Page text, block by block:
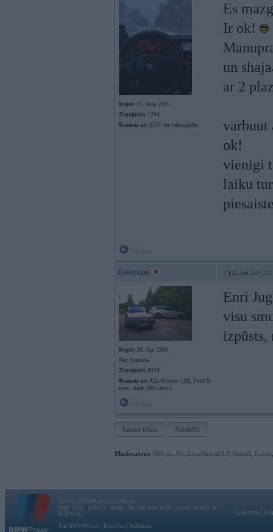
Kopš: 31. Aug 2005
Ziņojumi: 1244
Braucu ar: SUV un velosipēdu
Es
Ir ok!
un
ar 2
varbuut
ok!
vienigi
laiku
Delerium 22. Feb 2007,
Kopš: 29. Apr 2004
No: Sigulda
Ziņojumi: 8334
Braucu ar: Alfa Romeo 159, Ford S-
max, Saab 900 cabrio
Enri
visu
izpūsts,
Jauna tēma Atbildēt
Moderatori: 968-jk AV AiwaShuraLLP, GirtzB Lafter
Vortāls BMWPower.lv darbojas
kopš 2002. gada 14. maija. Tas nav auto klubs un nav saistīts ar
BMW AG.
Par BMWPower
Kontakti Reklāma
Galvena